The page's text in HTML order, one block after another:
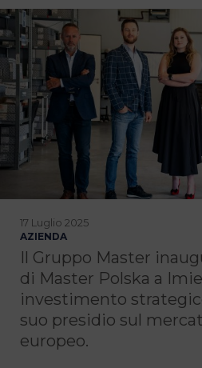
17 Luglio 2025
AZIENDA
Il Gruppo Master
di Master Polska a
investimento
suo presidio sul
europeo.